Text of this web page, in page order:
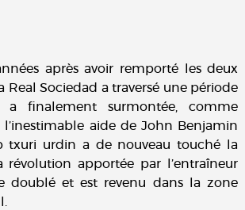
après avoir remporté les deux
Real Sociedad a traversé une période
a finalement surmontée, comme
l’inestimable aide de John Benjamin
txuri urdin a de nouveau touché la
révolution apportée par l’entraîneur
doublé et est revenu dans la zone